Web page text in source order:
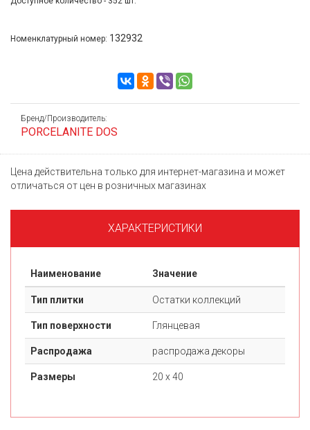
Номенклатурный номер: 132932
Бренд/Производитель:
PORCELANITE DOS
Цена действительна только для интернет-магазина и может
отличаться от цен в розничных магазинах
ХАРАКТЕРИСТИКИ
Наименование Значение
Тип плитки Остатки коллекций
Тип поверхности Глянцевая
Распродажа распродажа декоры
Размеры 20 х 40